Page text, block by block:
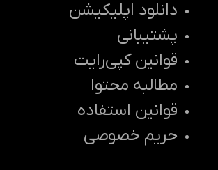
دانلود اپلیکیشن
پشتیبانی
قوانین کپی‌رایت
مطالبه محتوا
قوانین استفاده
حریم خصوصی